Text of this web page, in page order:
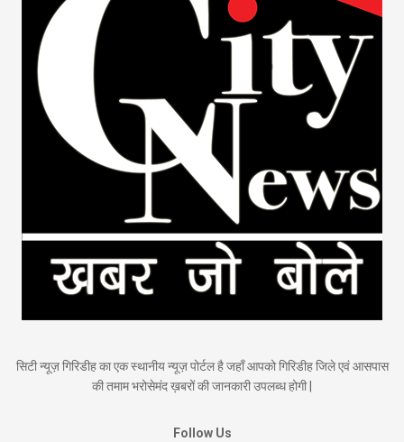
सिटी न्यूज़ गिरिडीह का एक स्थानीय न्यूज़ पोर्टल है जहाँ आपको गिरिडीह जिले एवं आसपास
की तमाम भरोसेमंद ख़बरों की जानकारी उपलब्ध होगी |
Follow Us